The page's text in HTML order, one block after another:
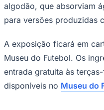
algodão, que absorviam
para versões produzidas
A exposição ficará em
Museu do Futebol. Os
entrada gratuita às
disponíveis no Museu do